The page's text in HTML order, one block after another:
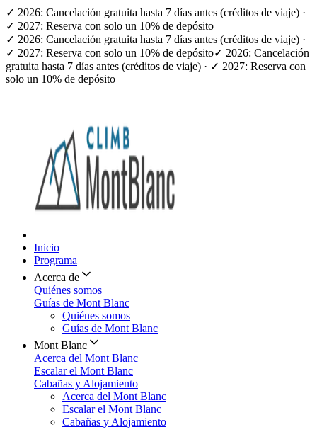
✓ 2026: Cancelación gratuita hasta 7 días antes (créditos de viaje) ·
✓ 2027: Reserva con solo un 10% de depósito
✓ 2026: Cancelación gratuita hasta 7 días antes (créditos de viaje) ·
✓ 2027: Reserva con solo un 10% de depósito✓ 2026: Cancelación
gratuita hasta 7 días antes (créditos de viaje) · ✓ 2027: Reserva con
solo un 10% de depósito
Inicio
Programa
Acerca de
Quiénes somos
Guías de Mont Blanc
Quiénes somos
Guías de Mont Blanc
Mont Blanc
Acerca del Mont Blanc
Escalar el Mont Blanc
Cabañas y Alojamiento
Acerca del Mont Blanc
Escalar el Mont Blanc
Cabañas y Alojamiento